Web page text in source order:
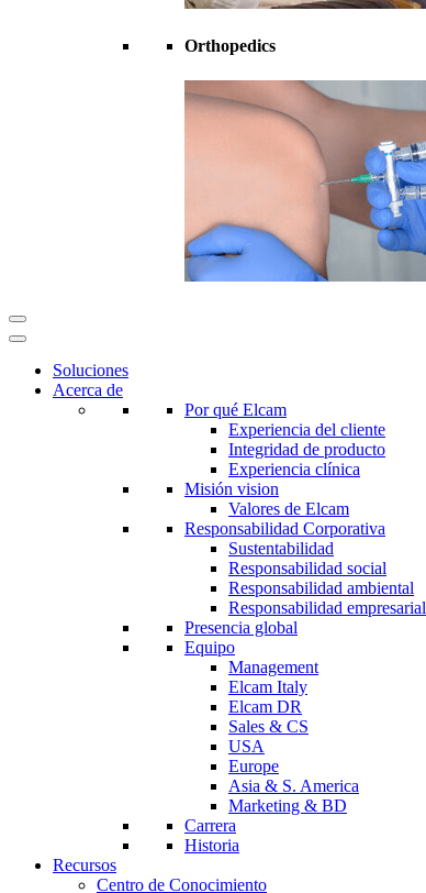
Orthopedics
Soluciones
Acerca de
Por qué Elcam
Experiencia del cliente
Integridad de producto
Experiencia clínica
Misión vision
Valores de Elcam
Responsabilidad Corporativa
Sustentabilidad
Responsabilidad social
Responsabilidad ambiental
Responsabilidad empresarial
Presencia global
Equipo
Management
Elcam Italy
Elcam DR
Sales & CS
USA
Europe
Asia & S. America
Marketing & BD
Carrera
Historia
Recursos
Centro de Conocimiento